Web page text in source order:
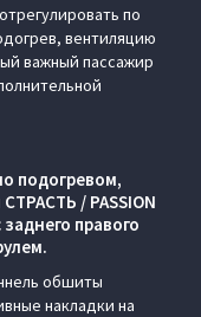
по
вентиляцию
важный пассажир
подогревом,
/ PASSION
правого
обшиты
накладки на